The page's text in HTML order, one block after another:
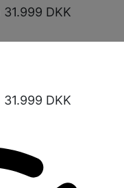
31.999 DKK
31.999 DKK